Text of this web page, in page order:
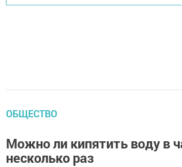
ОБЩЕСТВО
Можно ли кипятить воду в
несколько раз